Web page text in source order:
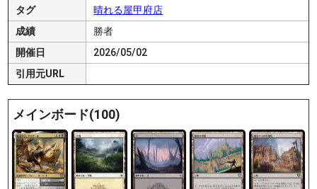
タグ
晴れる屋甲府店
成績
勝者
開催日
2026/05/02
引用元URL
メインボード(100)